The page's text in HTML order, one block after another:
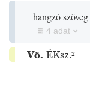
hangzó szöveg
4 adat
Vö. ÉKsz.²